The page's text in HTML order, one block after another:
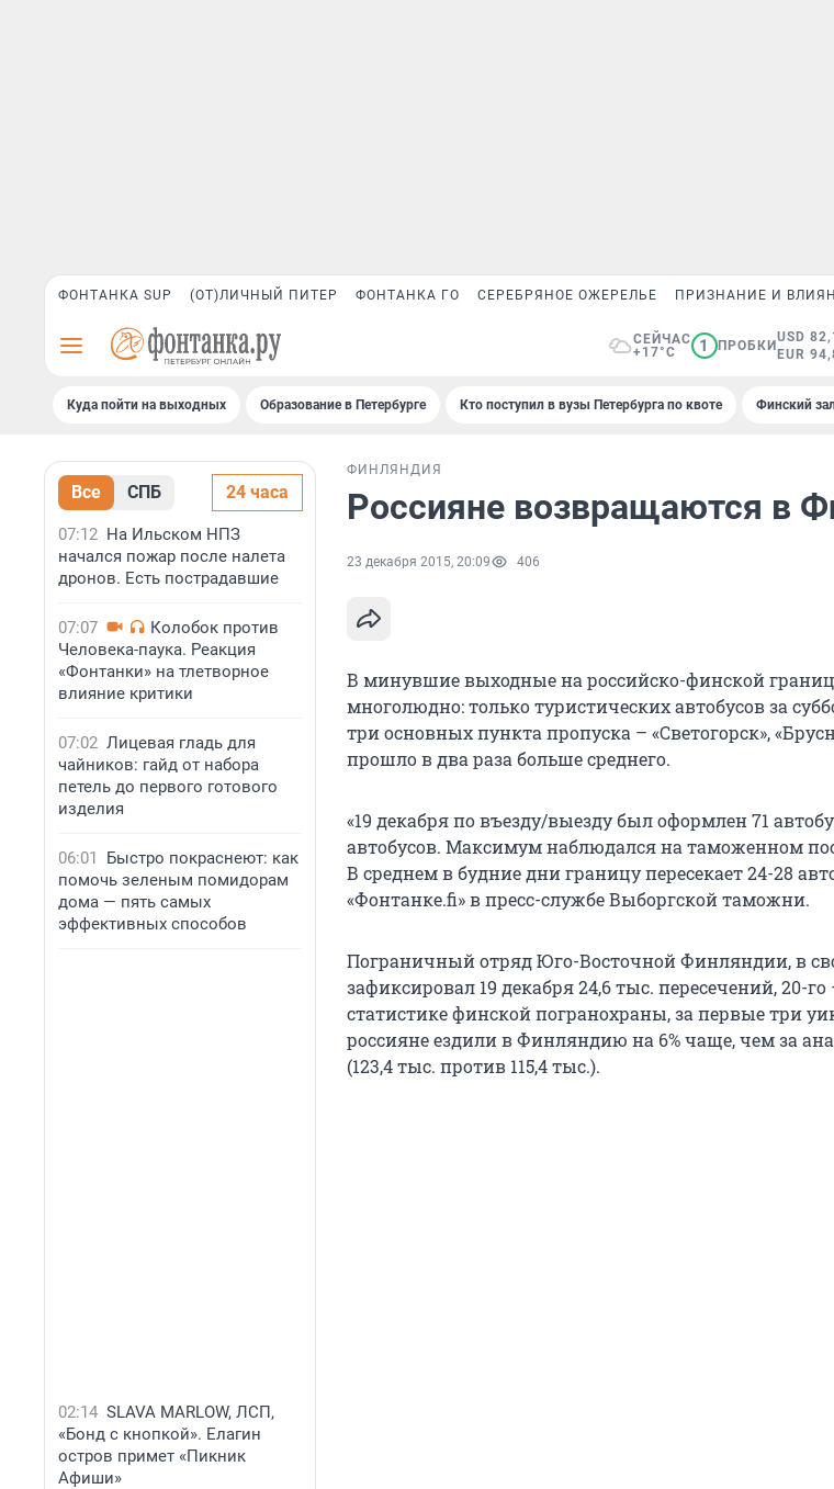
ФОНТАНКА SUP (ОТ)ЛИЧНЫЙ ПИТЕР ФОНТАНКА ГО СЕРЕБРЯНОЕ ОЖЕРЕЛЬЕ ПРИЗНАНИЕ И
СЕЙЧАС
+17°C
1 ПРОБКИ
USD
EUR
Куда пойти на выходных Образование в Петербурге Кто поступил в вузы Петербурга по квоте Финский
Все СПБ 24 часа
07:12 На Ильском НПЗ
начался пожар после налета
дронов. Есть пострадавшие
07:07
Колобок против
Человека-паука. Реакция
«Фонтанки» на тлетворное
влияние критики
07:02 Лицевая гладь для
чайников: гайд от набора
петель до первого готового
изделия
06:01
Быстро покраснеют: как
помочь зеленым помидорам
дома — пять самых
эффективных способов
02:14 SLAVA MARLOW, ЛСП,
«Бонд с кнопкой». Елагин
остров примет «Пикник
Афиши»
ФИНЛЯНДИЯ
Россияне возвращаются в
23 декабря 2015, 20:09 406
В минувшие выходные на российско-финской
многолюдно: только туристических автобусов за
три основных пункта пропуска – «Светогорск»,
прошло в два раза больше среднего.
«19 декабря по въезду/выезду был оформлен 71
автобусов. Максимум наблюдался на таможенном
В среднем в будние дни границу пересекает 24-28
«Фонтанке.fi» в пресс-службе Выборгской таможни.
Пограничный отряд Юго-Восточной Финляндии, в
зафиксировал 19 декабря 24,6 тыс. пересечений, 20-го
статистике финской погранохраны, за первые три
россияне ездили в Финляндию на 6% чаще, чем за
(123,4 тыс. против 115,4 тыс.).